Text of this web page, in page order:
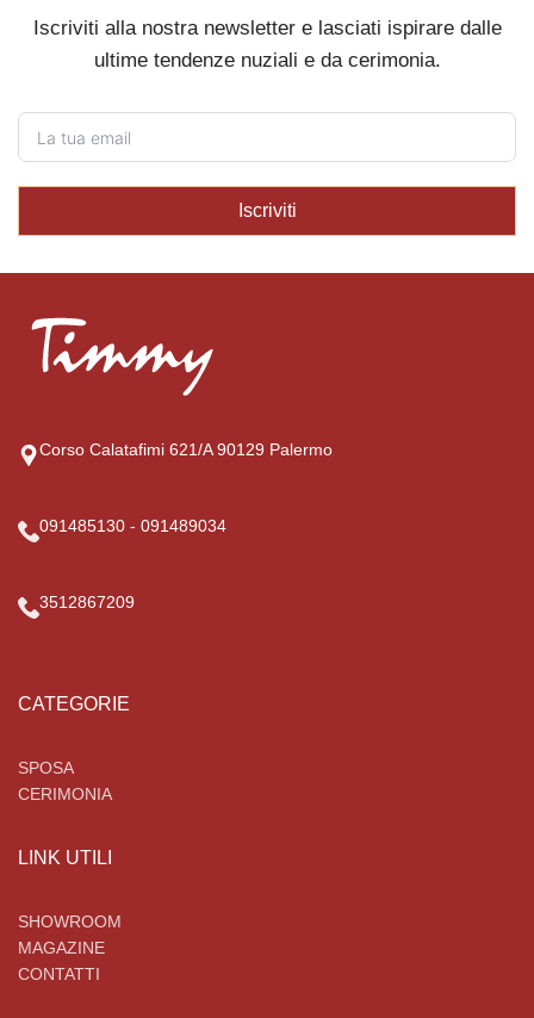
Iscriviti alla nostra newsletter e lasciati ispirare dalle
ultime tendenze nuziali e da cerimonia.
Iscriviti
Corso Calatafimi 621/A 90129 Palermo
091485130 - 091489034
3512867209
CATEGORIE
SPOSA
CERIMONIA
LINK UTILI
SHOWROOM
MAGAZINE
CONTATTI